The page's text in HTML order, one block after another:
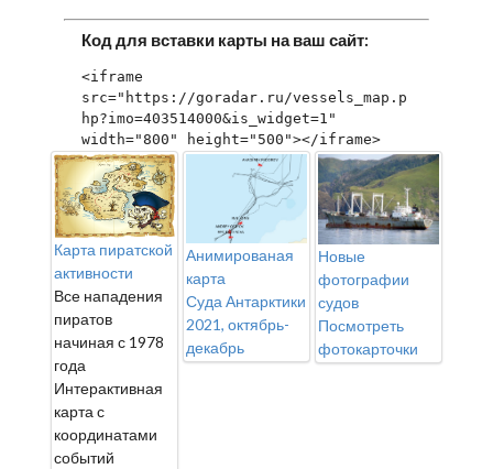
Код для вставки карты на ваш сайт:
<iframe
src="https://goradar.ru/vessels_map.p
hp?imo=403514000&is_widget=1"
width="800" height="500"></iframe>
Карта пиратской
активности
Все нападения
пиратов
начиная с 1978
года
Интерактивная
карта с
координатами
событий
Анимированая
карта
Суда Антарктики
2021, октябрь-
декабрь
Новые
фотографии
судов
Посмотреть
фотокарточки